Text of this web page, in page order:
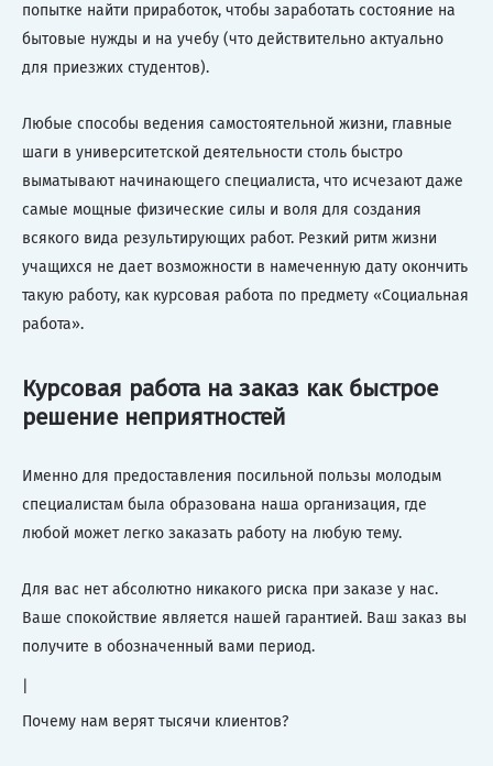
попытке найти приработок, чтобы заработать состояние на
бытовые нужды и на учебу (что действительно актуально
для приезжих студентов).
Любые способы ведения самостоятельной жизни, главные
шаги в университетской деятельности столь быстро
выматывают начинающего специалиста, что исчезают даже
самые мощные физические силы и воля для создания
всякого вида результирующих работ. Резкий ритм жизни
учащихся не дает возможности в намеченную дату окончить
такую работу, как курсовая работа по предмету «Социальная
работа».
Курсовая работа на заказ как быстрое
решение неприятностей
Именно для предоставления посильной пользы молодым
специалистам была образована наша организация, где
любой может легко заказать работу на любую тему.
Для вас нет абсолютно никакого риска при заказе у нас.
Ваше спокойствие является нашей гарантией. Ваш заказ вы
получите в обозначенный вами период.
Почему нам верят тысячи клиентов?